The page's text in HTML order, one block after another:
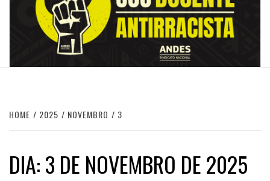
HOME 2025 NOVEMBRO 3
DIA:3 DE NOVEMBRO DE 2025